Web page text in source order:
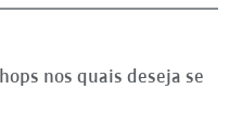
nos quais deseja se